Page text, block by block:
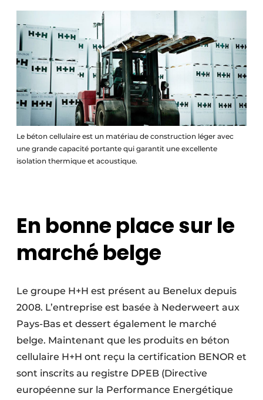
Le béton cellulaire est un matériau de construction léger avec
une grande capacité portante qui garantit une excellente
isolation thermique et acoustique.
En bonne place sur le
marché belge
Le groupe H+H est présent au Benelux depuis
2008. L’entreprise est basée à Nederweert aux
Pays-Bas et dessert également le marché
belge. Maintenant que les produits en béton
cellulaire H+H ont reçu la certification BENOR et
sont inscrits au registre DPEB (Directive
européenne sur la Performance Energétique